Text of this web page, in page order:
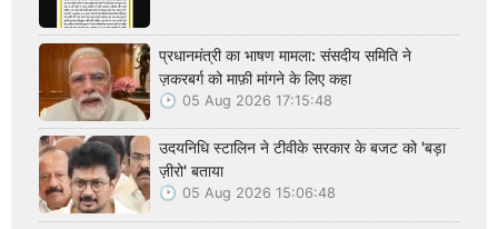
प्रधानमंत्री का भाषण मामला: संसदीय समिति ने
ज़करबर्ग को माफ़ी मांगने के लिए कहा
05 Aug 2026 17:15:48
उदयनिधि स्टालिन ने टीवीके सरकार के बजट को 'बड़ा
ज़ीरो' बताया
05 Aug 2026 15:06:48